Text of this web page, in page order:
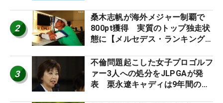
2
桑木志帆が海外メジャー制覇で
800pt獲得 実質のトップ独走状
態に【メルセデス・ランキング番
3
不倫問題起こした女子プロゴルフ
ァー3人への処分をJLPGAが発
表 栗永遼キャディは9年間の立